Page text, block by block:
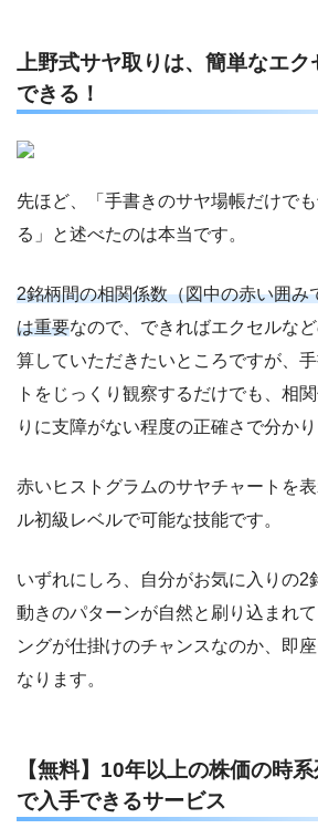
上野式サヤ取りは、簡単なエク
できる！
先ほど、「手書きのサヤ場帳だけで
る」と述べたのは本当です。
2銘柄間の相関係数（図中の赤い囲み
は重要なので、できればエクセルな
算していただきたいところですが、
トをじっくり観察するだけでも、相
りに支障がない程度の正確さで分かり
赤いヒストグラムのサヤチャートを
ル初級レベルで可能な技能です。
いずれにしろ、自分がお気に入りの2
動きのパターンが自然と刷り込まれ
ングが仕掛けのチャンスなのか、即
なります。
【無料】10年以上の株価の時
で入手できるサービス